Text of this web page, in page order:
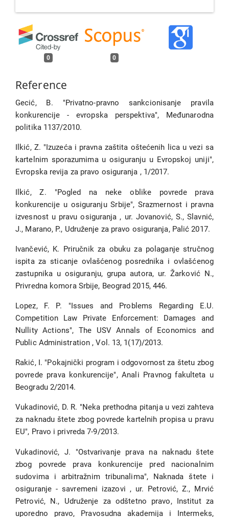
0 0
Reference
Gecić, B. "Privatno-pravno sankcionisanje pravila
konkurencije - evropska perspektiva", Međunarodna
politika 1137/2010.
Ilkić, Z. "Izuzeća i pravna zaštita oštećenih lica u vezi sa
kartelnim sporazumima u osiguranju u Evropskoj uniji",
Evropska revija za pravo osiguranja , 1/2017.
Ilkić, Z. "Pogled na neke oblike povrede prava
konkurencije u osiguranju Srbije", Srazmernost i pravna
izvesnost u pravu osiguranja , ur. Jovanović, S., Slavnić,
J., Marano, P., Udruženje za pravo osiguranja, Palić 2017.
Ivančević, K. Priručnik za obuku za polaganje stručnog
ispita za sticanje ovlašćenog posrednika i ovlašćenog
zastupnika u osiguranju, grupa autora, ur. Žarković N.,
Privredna komora Srbije, Beograd 2015, 446.
Lopez, F. P. "Issues and Problems Regarding E.U.
Competition Law Private Enforcement: Damages and
Nullity Actions", The USV Annals of Economics and
Public Administration , Vol. 13, 1(17)/2013.
Rakić, I. "Pokajnički program i odgovornost za štetu zbog
povrede prava konkurencije", Anali Pravnog fakulteta u
Beogradu 2/2014.
Vukadinović, D. R. "Neka prethodna pitanja u vezi zahteva
za naknadu štete zbog povrede kartelnih propisa u pravu
EU", Pravo i privreda 7-9/2013.
Vukadinović, J. "Ostvarivanje prava na naknadu štete
zbog povrede prava konkurencije pred nacionalnim
sudovima i arbitražnim tribunalima", Naknada štete i
osiguranje - savremeni izazovi , ur. Petrović, Z., Mrvić
Petrović, N., Udruženje za odštetno pravo, Institut za
uporedno pravo, Pravosudna akademija i Intermeks,